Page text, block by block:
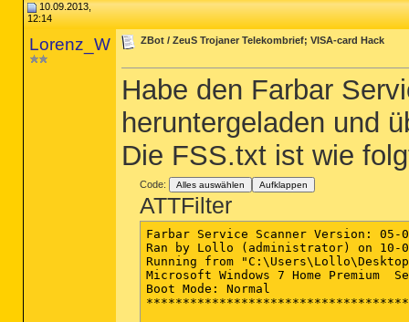
10.09.2013,
12:14
Lorenz_W ZBot / ZeuS Trojaner Telekombrief; VISA-card Hack
Habe den Farbar
heruntergeladen und
Die FSS.txt ist wie
Code: Alles auswählen Aufklappen
ATTFilter
Farbar Service Scanner Version: 05-
Ran by Lollo (administrator) on 10-
Running from
Microsoft Windows 7 Home Premium
Boot Mode: Normal